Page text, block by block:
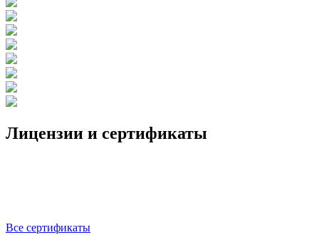
Лицензии и сертификаты
Все сертификаты